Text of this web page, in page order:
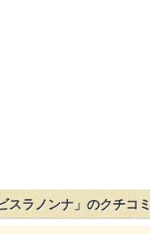
スラノンナ」のクチコミ